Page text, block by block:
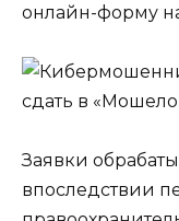
онлайн-форму
Заявки
впоследствии